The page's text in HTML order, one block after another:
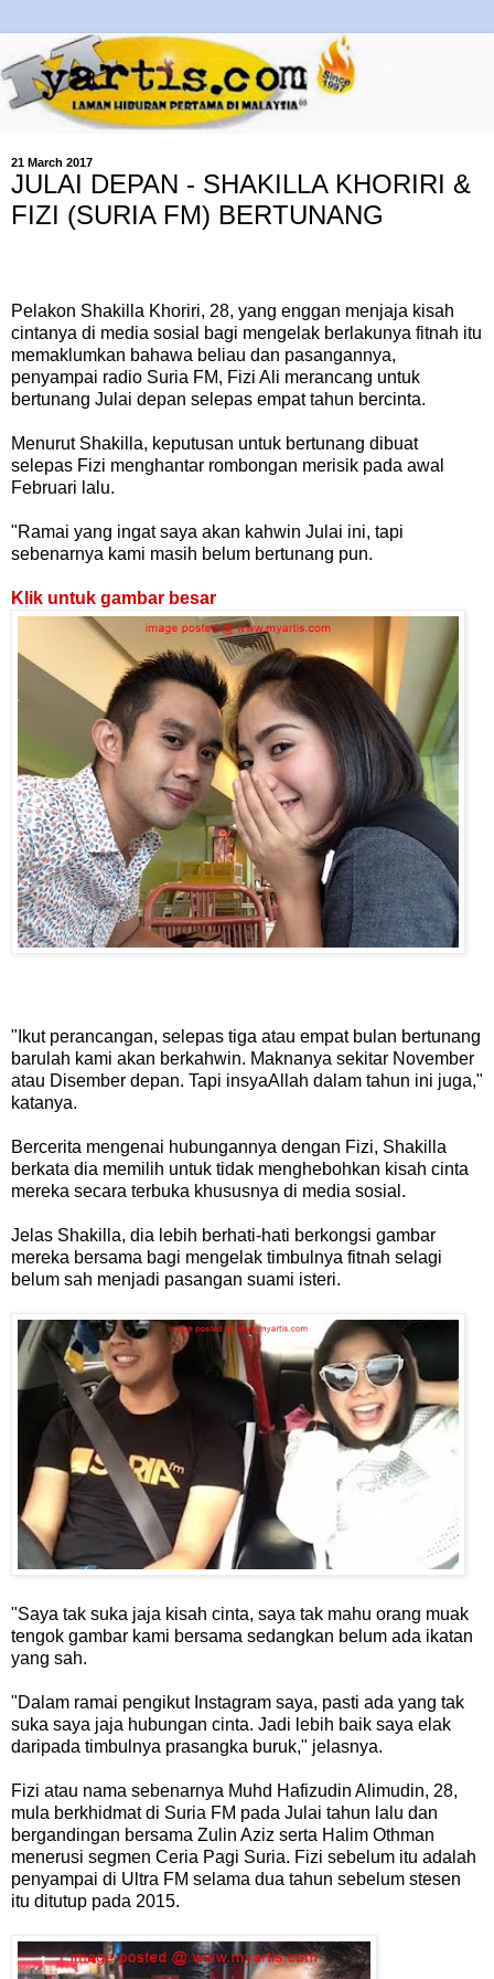
21 March 2017
JULAI DEPAN - SHAKILLA KHORIRI &
FIZI (SURIA FM) BERTUNANG
Pelakon Shakilla Khoriri, 28, yang enggan menjaja kisah
cintanya di media sosial bagi mengelak berlakunya fitnah itu
memaklumkan bahawa beliau dan pasangannya,
penyampai radio Suria FM, Fizi Ali merancang untuk
bertunang Julai depan selepas empat tahun bercinta.
Menurut Shakilla, keputusan untuk bertunang dibuat
selepas Fizi menghantar rombongan merisik pada awal
Februari lalu.
"Ramai yang ingat saya akan kahwin Julai ini, tapi
sebenarnya kami masih belum bertunang pun.
Klik untuk gambar besar
"Ikut perancangan, selepas tiga atau empat bulan bertunang
barulah kami akan berkahwin. Maknanya sekitar November
atau Disember depan. Tapi insyaAllah dalam tahun ini juga,"
katanya.
Bercerita mengenai hubungannya dengan Fizi, Shakilla
berkata dia memilih untuk tidak menghebohkan kisah cinta
mereka secara terbuka khususnya di media sosial.
Jelas Shakilla, dia lebih berhati-hati berkongsi gambar
mereka bersama bagi mengelak timbulnya fitnah selagi
belum sah menjadi pasangan suami isteri.
"Saya tak suka jaja kisah cinta, saya tak mahu orang muak
tengok gambar kami bersama sedangkan belum ada ikatan
yang sah.
"Dalam ramai pengikut Instagram saya, pasti ada yang tak
suka saya jaja hubungan cinta. Jadi lebih baik saya elak
daripada timbulnya prasangka buruk," jelasnya.
Fizi atau nama sebenarnya Muhd Hafizudin Alimudin, 28,
mula berkhidmat di Suria FM pada Julai tahun lalu dan
bergandingan bersama Zulin Aziz serta Halim Othman
menerusi segmen Ceria Pagi Suria. Fizi sebelum itu adalah
penyampai di Ultra FM selama dua tahun sebelum stesen
itu ditutup pada 2015.